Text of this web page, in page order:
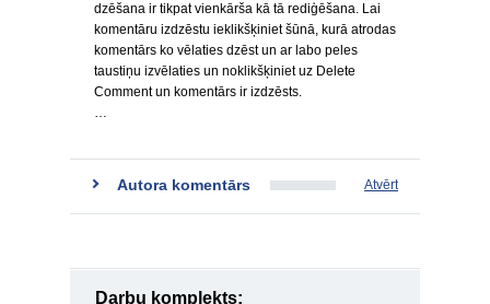
dzēšana ir tikpat vienkārša kā tā rediģēšana. Lai
komentāru izdzēstu ieklikšķiniet šūnā, kurā atrodas
komentārs ko vēlaties dzēst un ar labo peles
taustiņu izvēlaties un noklikšķiniet uz Delete
Comment un komentārs ir izdzēsts.
…
Autora komentārs Atvērt
Darbu komplekts: